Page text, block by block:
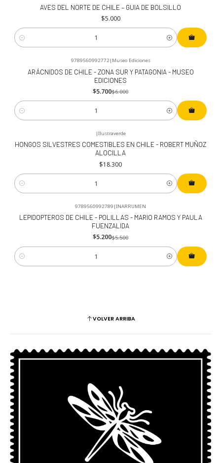
AVES DEL NORTE DE CHILE – GUIA DE BOLSILLO
$5.000
Cantidad
-5%OFF
9789560992772| Museo Ediciones
ARÁCNIDOS DE CHILE - ZONA SUR Y PATAGONIA - MUSEO
EDICIONES
$5.700$6.000
Cantidad
|Ilustraverde
HONGOS SILVESTRES COMESTIBLES EN CHILE - ROBERT MUÑOZ
ALOCILLA
$18.300
Cantidad
-5%OFF
9789560992789 |INARRUMEN
LEPIDOPTEROS DE CHILE - POLILLAS - MARIO RAMOS Y PAULA
FUENZALIDA
$5.200$5.500
Cantidad
VOLVER ARRIBA